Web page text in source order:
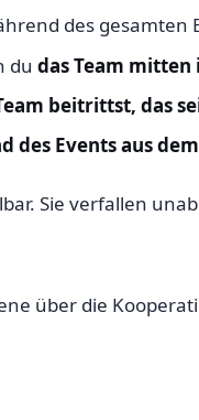
des gesamten
du das Team mitten
beitrittst, das
des Events aus
Sie verfallen
über die